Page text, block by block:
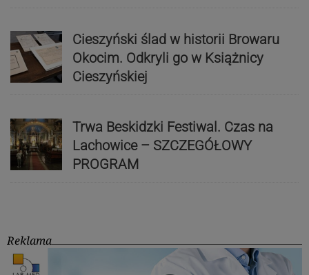
Cieszyński ślad w historii Browaru
Okocim. Odkryli go w Książnicy
Cieszyńskiej
Trwa Beskidzki Festiwal. Czas na
Lachowice – SZCZEGÓŁOWY
PROGRAM
Reklama